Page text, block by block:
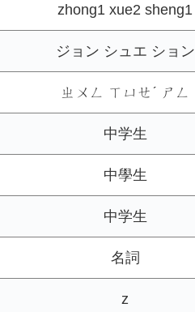
zhong1 xue2 sheng1
ジョン シュエ ション
ㄓㄨㄥ ㄒㄩㄝˊ ㄕㄥ
中学生
中學生
中学生
名詞
z